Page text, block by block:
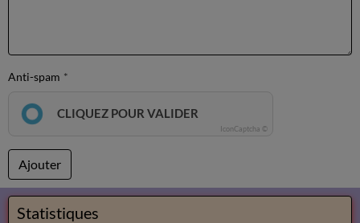
Anti-spam
CLIQUEZ POUR VALIDER
IconCaptcha ©
Ajouter
Statistiques